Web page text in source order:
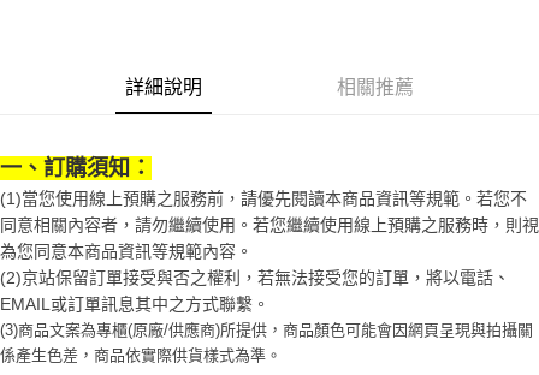
法說明評估內容。
【繳款方式說明】
1.分期款項不併入電信帳單，「大哥付你分期」於每月結算日後寄送繳費提
2.透過簡訊連結打開帳單後，可選擇「超商條碼／台灣大直營門市／銀行轉
帳／街口支付／iPASS MONEY」等通路繳費。
【注意事項】
1.本服務係由「台灣大哥大股份有限公司」（以下簡稱本公司）所提供，讓
用戶於交易時，得透過本服務購買商品或服務，並由商店將買賣／分期付款
買賣價金債權讓與本公司後，依約使用本公司帳單繳交帳款。
2.基於同意付款使用「大哥付你分期」之契約關係目的，商店將以您的個人
資料（包含姓名、電話或地址）提供予台灣大哥大進項蒐集、處理及利用，
由本公司與您本人進行分期帳單所需資料之確認、核對及更正。
３．安心：先確認商品／服務後，再付款。
結帳頁面，進行簡訊認證並確認金額後，即可完成結帳。
２．訂單成立數日內，您將收到繳費通知簡訊。
３．收到繳費通知簡訊後14天內，點擊此簡訊中的連結，可透過四大超商／
ATM／網路銀行／等多元方式進行付款，方視為交易完成。
※ 請注意：結帳手續完成當下不需立刻繳費，但若您需要取消訂單，請聯絡
購買商品的店家。未經商家同意取消之訂單仍視為有效，需透過AFTEE先享
後付繳納相關費用。
※ 交易是否成功請以「AFTEE先享後付 」之結帳頁面顯示為準，若有關於
是否繳費成功／繳費後需取消欲退款等相關疑問，請聯繫「AFTEE先享後付
客戶支援中心」https://netprotections.freshdesk.com/support/home
付款後全家取貨
付款後7-11取貨
每筆NT$70，滿NT$899(含以上)免運費
宅配
每筆NT$100，滿NT$1,000(含以上)免運費
京站台北店客服中心(1F星巴克旁) 即日起不提供京站紙袋，取件時
請自備購物袋，若需購買紙袋可現場詢問
詳細說明 相關推薦
一、訂購須知：
(1)當您使用線上預購之服務前，請優先閱讀本商品資訊等規範。若您不
同意相關內容者，請勿繼續使用。若您繼續使用線上預購之服務時，則視
為您同意本商品資訊等規範內容。
(2)京站保留訂單接受與否之權利，若無法接受您的訂單，將以電話、
EMAIL或訂單訊息其中之方式聯繫。
(3)商品文案為專櫃(原廠/供應商)所提供，商品顏色可能會因網頁呈現與拍攝關
係產生色差，商品依實際供貨樣式為準。